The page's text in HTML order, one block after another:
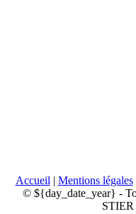
Accueil | Mentions légales
© ${day_date_year} -
STIER